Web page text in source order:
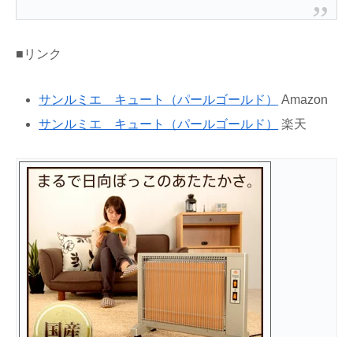
■リンク
サンルミエ キュート（パールゴールド）
Amazon
サンルミエ キュート（パールゴールド）
楽天